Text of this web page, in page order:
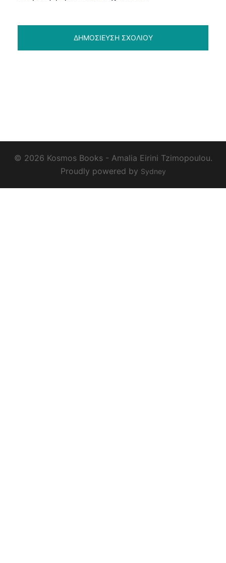
© 2026 Kosmos Books - Amalia Eirini Tzimopoulou.
Proudly powered by Sydney